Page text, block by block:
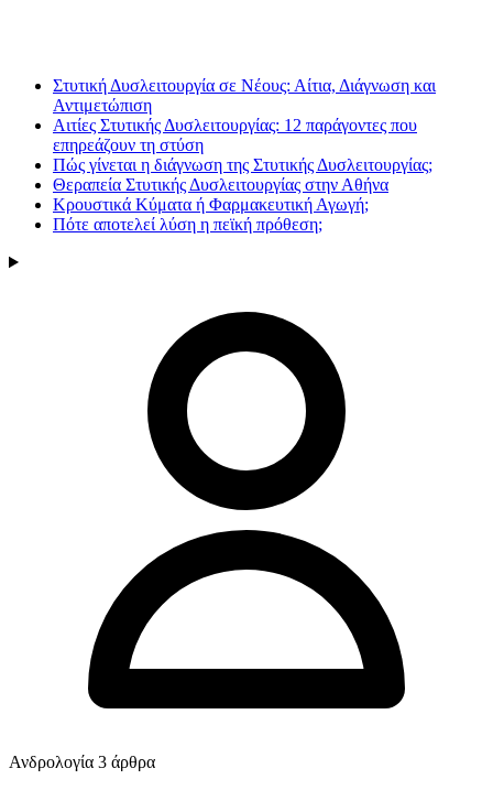
Στυτική Δυσλειτουργία σε Νέους: Αίτια, Διάγνωση και
Αντιμετώπιση
Αιτίες Στυτικής Δυσλειτουργίας: 12 παράγοντες που
επηρεάζουν τη στύση
Πώς γίνεται η διάγνωση της Στυτικής Δυσλειτουργίας;
Θεραπεία Στυτικής Δυσλειτουργίας στην Αθήνα
Κρουστικά Κύματα ή Φαρμακευτική Αγωγή;
Πότε αποτελεί λύση η πεϊκή πρόθεση;
Ανδρολογία 3 άρθρα